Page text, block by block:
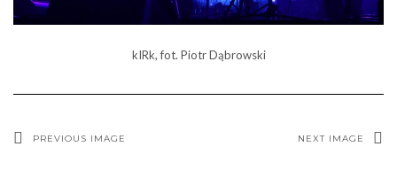
kIRk, fot. Piotr Dąbrowski
PREVIOUS IMAGE NEXT IMAGE